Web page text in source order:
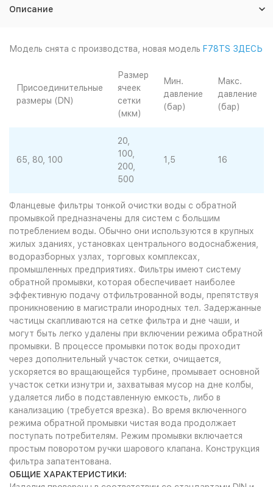
Описание
Модель снята с производства, новая модель F78TS ЗДЕСЬ
Присоединительные
размеры (DN)
Размер
ячеек
сетки
(мкм)
Мин.
давление
(бар)
Макс.
давление
(бар)
65, 80, 100
20,
100,
200,
500
1,5 16
Фланцевые фильтры тонкой очистки воды с обратной
промывкой предназначены для систем с большим
потреблением воды. Обычно они используются в крупных
жилых зданиях, установках центрального водоснабжения,
водоразборных узлах, торговых комплексах,
промышленных предприятиях. Фильтры имеют систему
обратной промывки, которая обеспечивает наиболее
эффективную подачу отфильтрованной воды, препятствуя
проникновению в магистрали инородных тел. Задержанные
частицы скапливаются на сетке фильтра и дне чаши, и
могут быть легко удалены при включении режима обратной
промывки. В процессе промывки поток воды проходит
через дополнительный участок сетки, очищается,
ускоряется во вращающейся турбине, промывает основной
участок сетки изнутри и, захватывая мусор на дне колбы,
удаляется либо в подставленную емкость, либо в
канализацию (требуется врезка). Во время включенного
режима обратной промывки чистая вода продолжает
поступать потребителям. Режим промывки включается
простым поворотом ручки шарового клапана. Конструкция
фильтра запатентована.
ОБЩИЕ ХАРАКТЕРИСТИКИ: